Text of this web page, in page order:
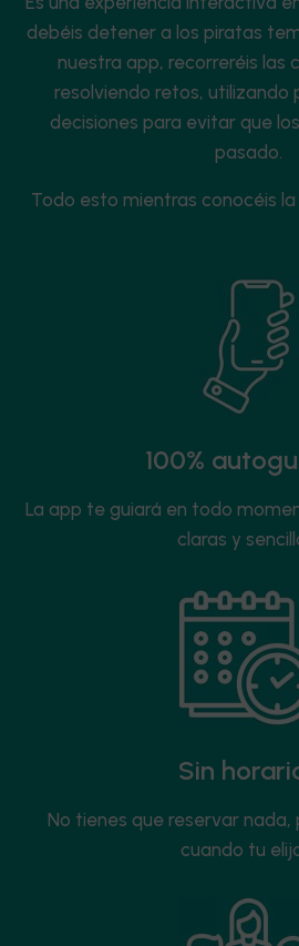
debéis detener a los piratas
nuestra app, recorreréis las
resolviendo retos, utilizando
decisiones para evitar que
pasado.
Todo esto mientras conocéis la
100%
La app te guiará en todo
claras y
Sin
No tienes que reservar
cuando tu